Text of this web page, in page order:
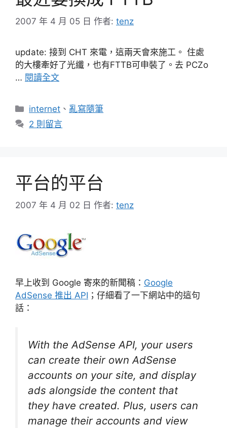
2007 年 4 月 05 日 作者: tenz
update: 接到 CHT 來電，這兩天會來施工。 住處
的大樓牽好了光纖，也有FTTB可申裝了。去 PCZo
… 閱讀全文
分
類
internet 、 亂寫隨筆
2 則留言
平台的平台
2007 年 4 月 02 日 作者: tenz
早上收到 Google 寄來的新聞稿： Google
AdSense 推出 API ；仔細看了一下網站中的這句
話：
With the AdSense API, your users
can create their own AdSense
accounts on your site, and display
ads alongside the content that
they have created. Plus, users can
manage their accounts and view